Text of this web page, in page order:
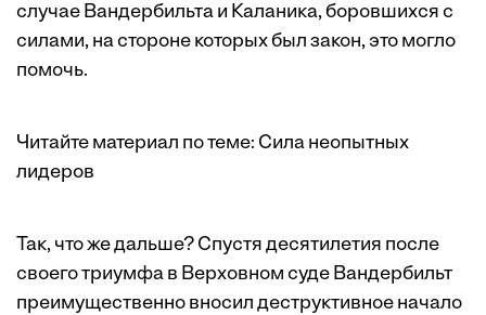
случае Вандербильта и Каланика, боровшихся с
силами, на стороне которых был закон, это могло
помочь.
Читайте материал по теме: Сила неопытных
лидеров
Так, что же дальше? Спустя десятилетия после
своего триумфа в Верховном cуде Вандербильт
преимущественно вносил деструктивное начало